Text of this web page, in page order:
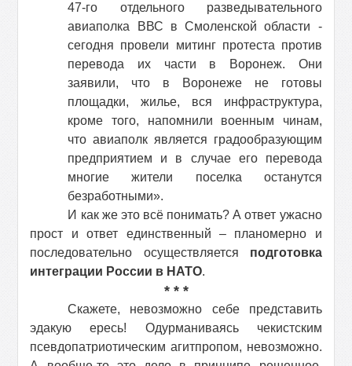
47-го отдельного разведывательного
авиаполка ВВС в Смоленской области -
сегодня провели митинг протеста против
перевода их части в Воронеж. Они
заявили, что в Воронеже не готовы
площадки, жилье, вся инфраструктура,
кроме того, напомнили военным чинам,
что авиаполк является градообразующим
предприятием и в случае его перевода
многие жители поселка останутся
безработными».
И как же это всё понимать? А ответ ужасно
прост и ответ единственный – планомерно и
последовательно осуществляется подготовка
интеграции России в НАТО.
* * *
Скажете, невозможно себе представить
эдакую ересь! Одурманиваясь чекистским
псевдопатриотическим агитпропом, невозможно.